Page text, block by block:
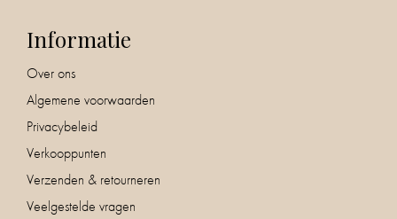
Informatie
Over ons
Algemene voorwaarden
Privacybeleid
Verkooppunten
Verzenden & retourneren
Veelgestelde vragen